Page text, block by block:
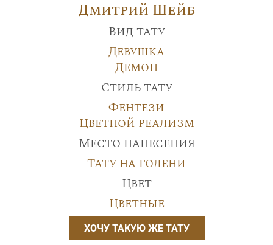
Дмитрий Шейб
Вид тату
Девушка
Демон
Стиль тату
Фентези
Цветной реализм
Место нанесения
Тату на голени
Цвет
Цветные
ХОЧУ ТАКУЮ ЖЕ ТАТУ